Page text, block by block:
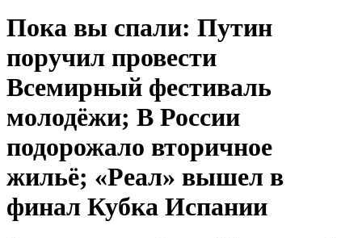
Пока вы спали: Путин
поручил провести
Всемирный фестиваль
молодёжи; В России
подорожало вторичное
жильё; «Реал» вышел в
финал Кубка Испании